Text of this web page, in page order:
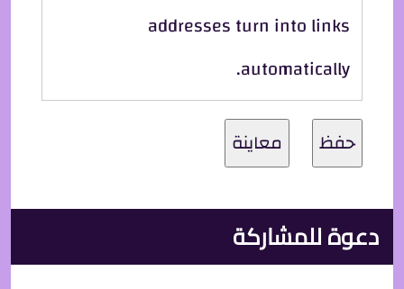
addresses turn into links
automatically.
دعوة للمشاركة